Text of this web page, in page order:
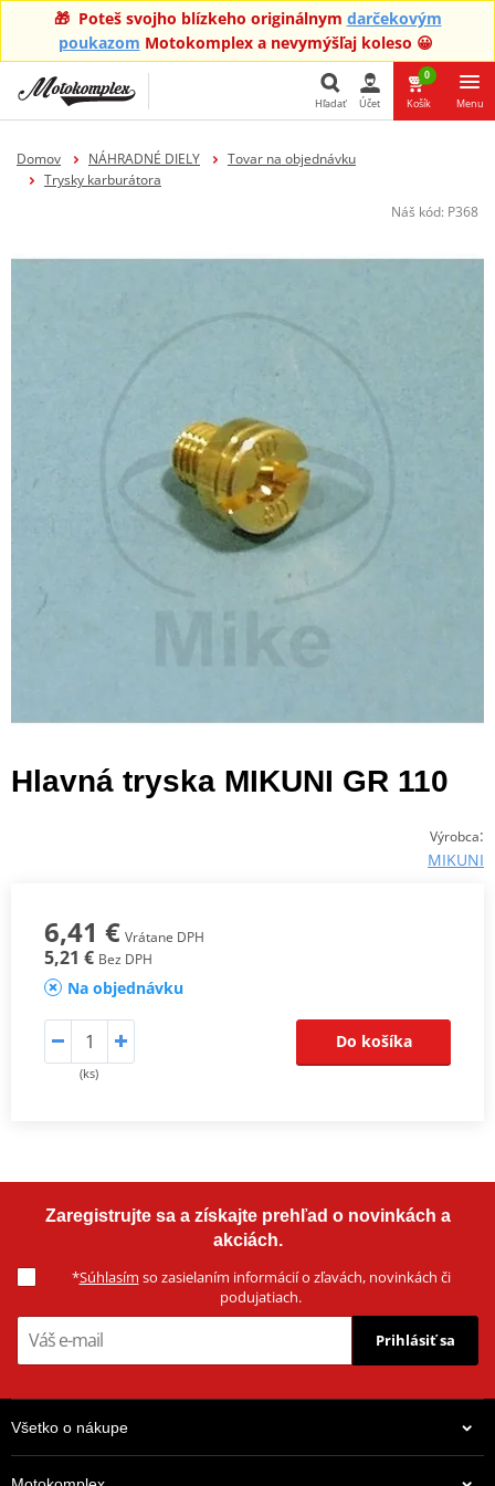
🎁 Poteš svojho blízkeho originálnym darčekovým
poukazom Motokomplex a nevymýšľaj koleso 😀
Hľadať Účet
0
Košík Menu
Domov NÁHRADNÉ DIELY
Tovar na objednávku
Trysky karburátora
Náš kód: P368
Hlavná tryska MIKUNI GR 110
Výrobca:
MIKUNI
6,41 € Vrátane DPH
5,21 € Bez DPH
Na objednávku
(ks)
Do košíka
Zaregistrujte sa a získajte prehľad o novinkách a
akciách.
*Súhlasím so zasielaním informácií o zľavách, novinkách či
podujatiach.
Prihlásiť sa
Všetko o nákupe